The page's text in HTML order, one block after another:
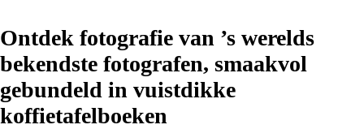
Ontdek fotografie van ’s werelds
bekendste fotografen, smaakvol
gebundeld in vuistdikke
koffietafelboeken